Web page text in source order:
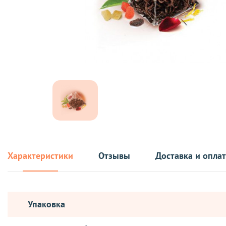
Характеристики Отзывы Доставка и
Упаковка